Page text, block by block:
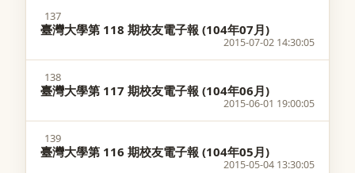
137
臺灣大學第 118 期校友電子報 (104年07月)
2015-07-02 14:30:05
138
臺灣大學第 117 期校友電子報 (104年06月)
2015-06-01 19:00:05
139
臺灣大學第 116 期校友電子報 (104年05月)
2015-05-04 13:30:05